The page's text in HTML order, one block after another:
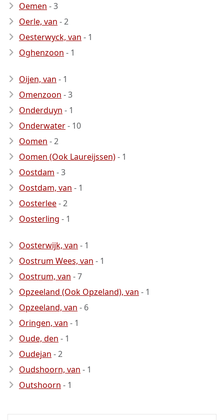
Oemen - 3
Oerle, van - 2
Oesterwyck, van - 1
Oghenzoon - 1
Oijen, van - 1
Omenzoon - 3
Onderduyn - 1
Onderwater- 10
Oomen - 2
Oomen (Ook Laureijssen)- 1
Oostdam - 3
Oostdam, van - 1
Oosterlee- 2
Oosterling - 1
Oosterwijk, van - 1
Oostrum Wees, van - 1
Oostrum, van - 7
Opzeeland (Ook Opzeland), van - 1
Opzeeland, van - 6
Oringen, van - 1
Oude, den - 1
Oudejan - 2
Oudshoorn, van - 1
Outshoorn - 1